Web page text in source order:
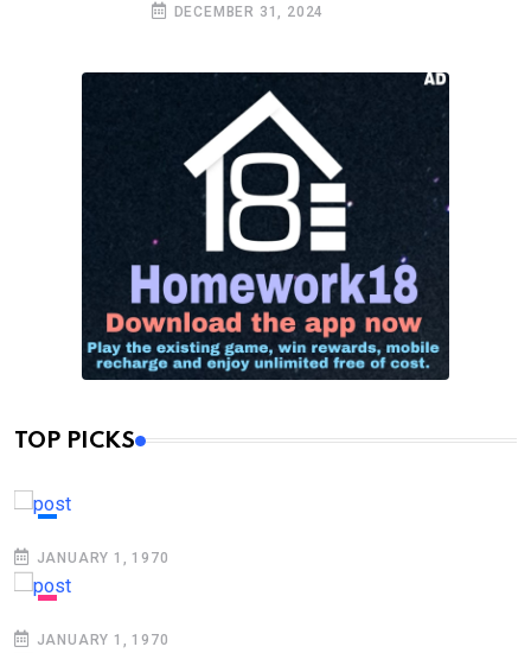
DECEMBER 31, 2024
TOP PICKS
JANUARY 1, 1970
JANUARY 1, 1970